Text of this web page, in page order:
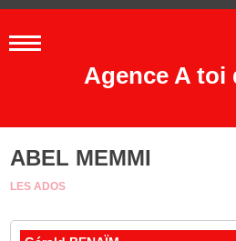
Agence A toi
ABEL MEMMI
LES ADOS